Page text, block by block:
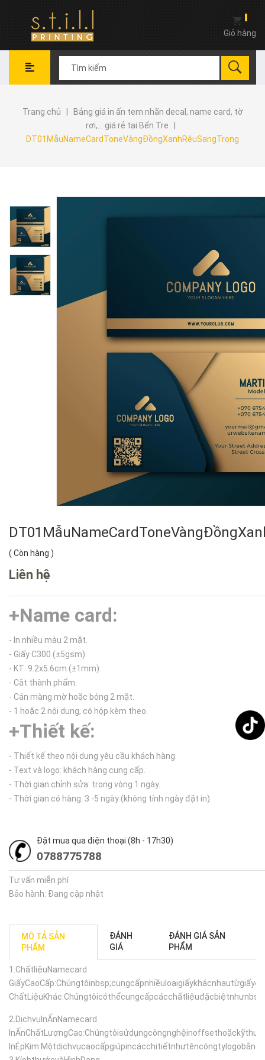
Giỏ hàng
Trang chủ
Bảng giá in ấn tem nhãn decal, name card, tờ
rơi,... giá rẻ tại Bến Tre
DT01MẫuNameCardToneVàngĐồngXanhRêuSangTrọng
( Còn hàng )
Liên hệ
+Name card:
- In nhiều màu 2 mặt.
- Giấy C300 (±5gsm).
- KT: 9.2x5.6cm (±1mm).
- Cắt thành phẩm.
- Cán màng mờ hoặc bóng 2 mặt.
- 1 hoặc 2 nội dung, có hộp kèm theo.
+Thiết kế:
- Thiết kế theo nội dung yêu cầu khách hàng.
- Text và logo: khách hàng cung cấp.
- Thời gian chỉnh sửa: trong vòng 1 ngày.
- Thời gian có hàng: 3 -5 ngày (không tính ngày đặt in).
Đặt mua qua điện thoại (8h - 17h30)
0788775788
Tư vấn miễn phí
Bảo hành: Đang cập nhật
MÔ TẢ SẢN
PHẨM
ĐÁNH
GIÁ
ĐÁNH GIÁ SẢN
PHẨM
1. ChấtliệuNamecard
2. DịchvụInẤnNamecard